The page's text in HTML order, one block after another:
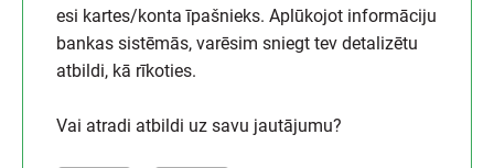
esi kartes/konta īpašnieks. Aplūkojot informāciju
bankas sistēmās, varēsim sniegt tev detalizētu
atbildi, kā rīkoties.
Vai atradi atbildi uz savu jautājumu?